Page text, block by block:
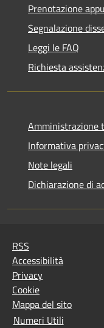
Prenotazione
Segnalazione
Leggi le FAQ
Richiesta
Amministrazione
Informativa
Note legali
Dichiarazione di
RSS
Accessibilità
Privacy
Cookie
Mappa del sito
Numeri Utili